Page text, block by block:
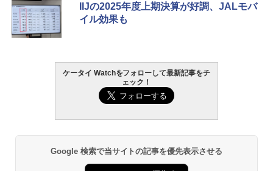
IIJの2025年度上期決算が好調、JALモバ
イル効果も
ケータイ Watchをフォローして最新記事をチ
ェック！
Google 検索で当サイトの記事を優先表示させる